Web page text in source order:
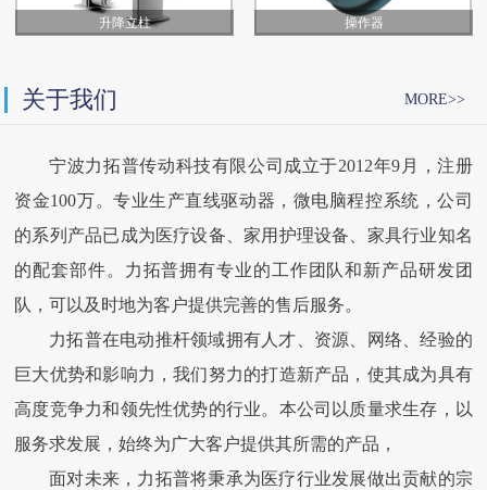
升降立柱 操作器
关于我们 MORE>>
宁波力拓普传动科技有限公司成立于2012年9月，注册
资金100万。专业生产直线驱动器，微电脑程控系统，公司
的系列产品已成为医疗设备、家用护理设备、家具行业知名
的配套部件。力拓普拥有专业的工作团队和新产品研发团
队，可以及时地为客户提供完善的售后服务。
力拓普在电动推杆领域拥有人才、资源、网络、经验的
巨大优势和影响力，我们努力的打造新产品，使其成为具有
高度竞争力和领先性优势的行业。本公司以质量求生存，以
服务求发展，始终为广大客户提供其所需的产品，
面对未来，力拓普将秉承为医疗行业发展做出贡献的宗